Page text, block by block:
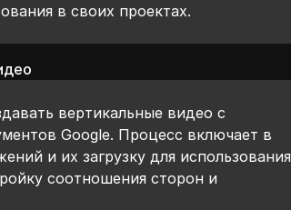
в своих проектах.
вертикальные видео с
Google. Процесс включает в
и их загрузку для использования
соотношения сторон и